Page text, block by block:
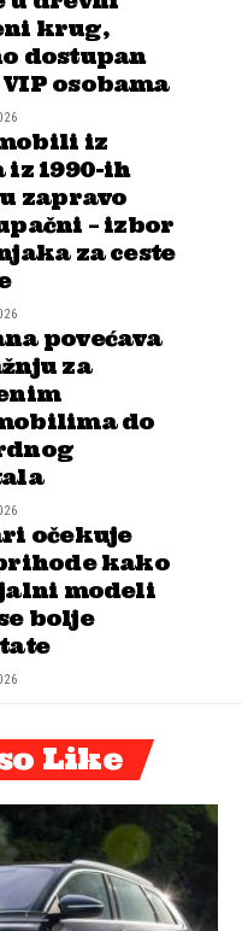
krug,
dostupan
osobama
iz
iz 1990-ih
zapravo
– izbor
za ceste
povećava
za
do
očekuje
kako
modeli
bolje
Like